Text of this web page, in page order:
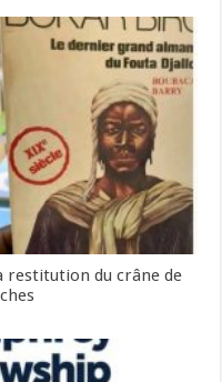
restitution du crâne de